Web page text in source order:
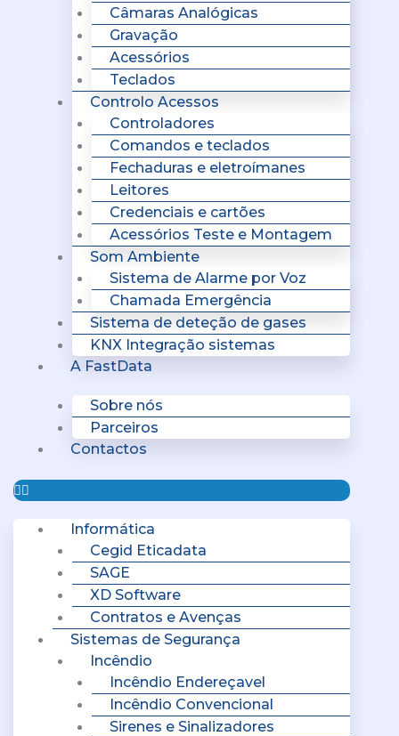
Câmaras Analógicas
Gravação
Acessórios
Teclados
Controlo Acessos
Controladores
Comandos e teclados
Fechaduras e eletroímanes
Leitores
Credenciais e cartões
Acessórios Teste e Montagem
Som Ambiente
Sistema de Alarme por Voz
Chamada Emergência
Sistema de deteção de gases
KNX Integração sistemas
A FastData
Sobre nós
Parceiros
Contactos
Informática
Cegid Eticadata
SAGE
XD Software
Contratos e Avenças
Sistemas de Segurança
Incêndio
Incêndio Endereçavel
Incêndio Convencional
Sirenes e Sinalizadores